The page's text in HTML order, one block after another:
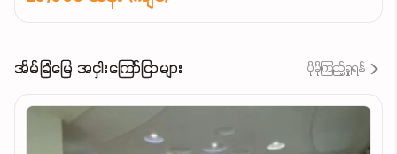
အိမ်ခြံမြေ အငှါးကြော်ငြာများ ပိုမိုကြည့်ရှုရန်